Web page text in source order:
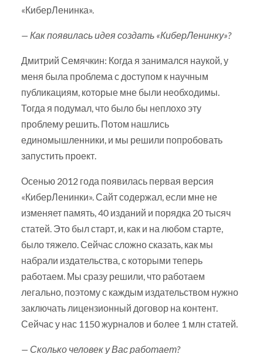
«КиберЛенинка».
— Как появилась идея создать «КиберЛенинку»?
Дмитрий Семячкин: Когда я занимался наукой, у
меня была проблема с доступом к научным
публикациям, которые мне были необходимы.
Тогда я подумал, что было бы неплохо эту
проблему решить. Потом нашлись
единомышленники, и мы решили попробовать
запустить проект.
Осенью 2012 года появилась первая версия
«КиберЛенинки». Сайт содержал, если мне не
изменяет память, 40 изданий и порядка 20 тысяч
статей. Это был старт, и, как и на любом старте,
было тяжело. Сейчас сложно сказать, как мы
набрали издательства, с которыми теперь
работаем. Мы сразу решили, что работаем
легально, поэтому с каждым издательством нужно
заключать лицензионный договор на контент.
Сейчас у нас 1150 журналов и более 1 млн статей.
— Сколько человек у Вас работает?